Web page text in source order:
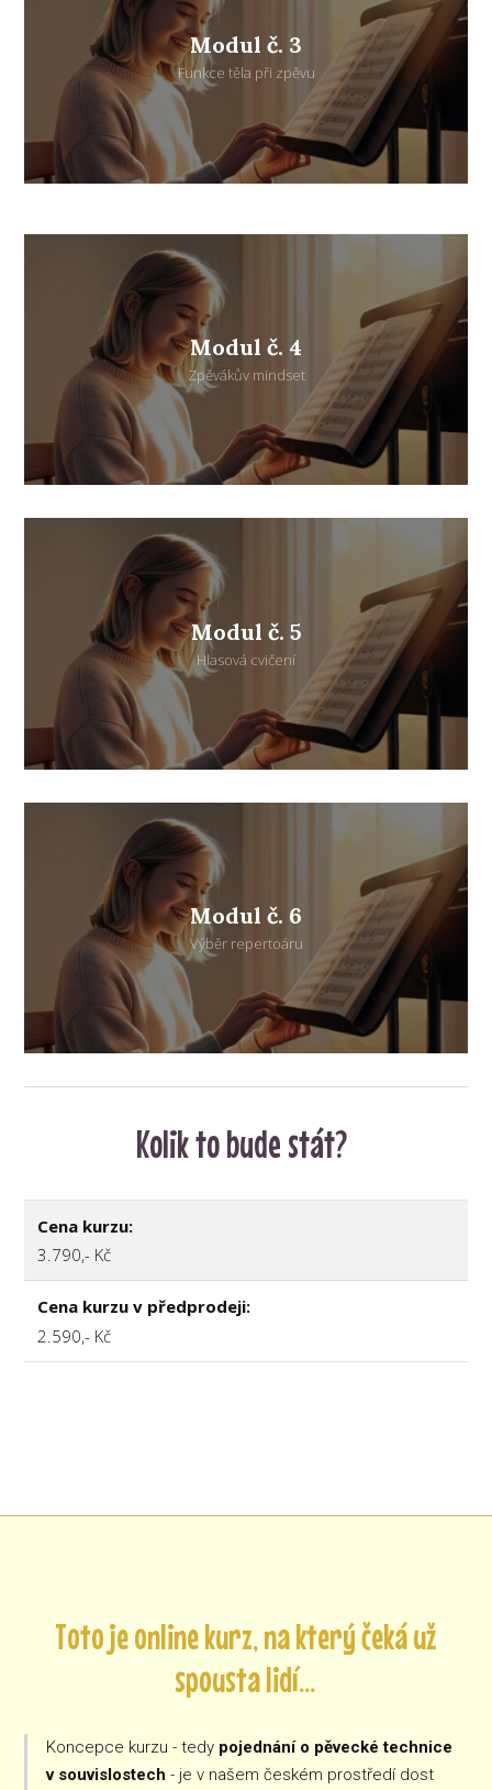
Modul č. 3
Funkce těla při zpěvu
Modul č. 4
Zpěvákův mindset
Modul č. 5
Hlasová cvičení
Modul č. 6
Výběr repertoáru
Kolik to bude stát?
Cena kurzu:
3.790,- Kč
Cena kurzu v předprodeji:
2.590,- Kč
Toto je online kurz, na který čeká už
spousta lidí...
Koncepce kurzu - tedy pojednání o pěvecké technice
v souvislostech - je v našem českém prostředí dost